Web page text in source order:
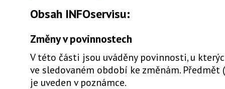
Obsah INFOservisu:
Změny v povinnostech
V této části jsou uváděny povinnosti, u
ve sledovaném období ke změnám. Předmět
je uveden v poznámce.